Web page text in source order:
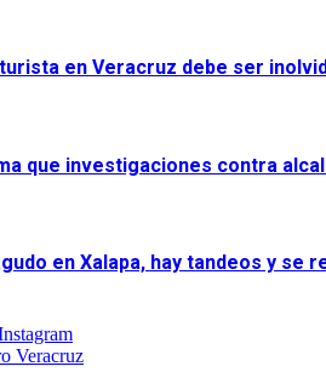
en Veracruz debe ser
que investigaciones contra
en Xalapa, hay tandeos y